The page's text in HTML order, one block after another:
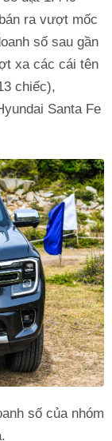
ra vượt mốc
số sau gần
xa các cái tên
chiếc),
Santa Fe
số của nhóm